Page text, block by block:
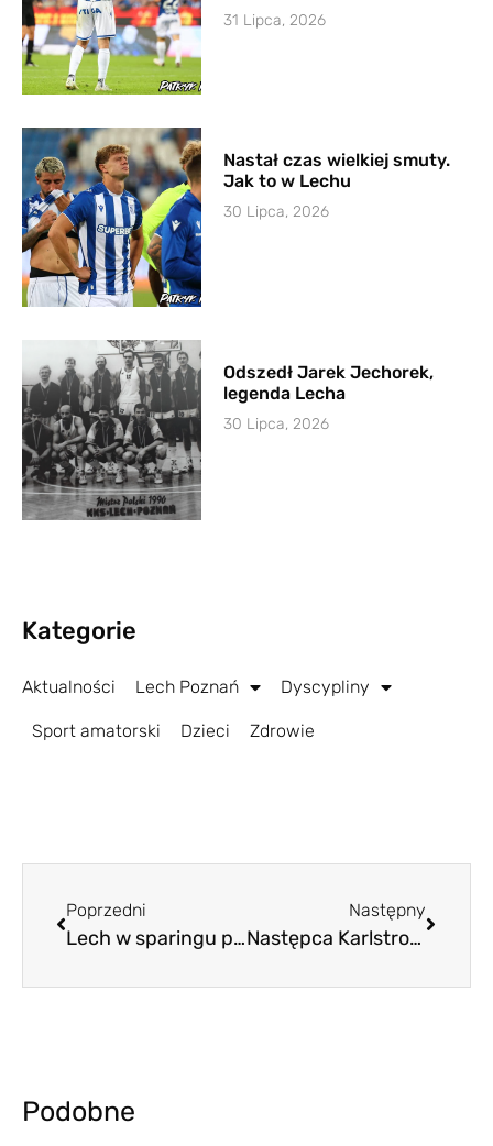
31 Lipca, 2026
Nastał czas wielkiej smuty.
Jak to w Lechu
30 Lipca, 2026
Odszedł Jarek Jechorek,
legenda Lecha
30 Lipca, 2026
Kategorie
Aktualności Lech Poznań Dyscypliny
Sport amatorski Dzieci Zdrowie
Poprzedni
Lech w sparingu pokonał 3:1 Wartę
Następny
Następca Karlstroma „ma wszystko, by wyróżniać się w Ekstraklasie”
Podobne